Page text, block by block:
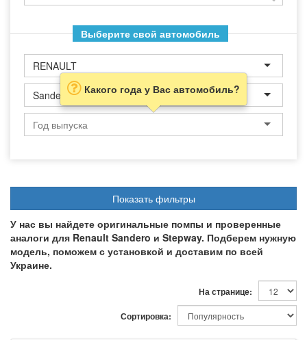
Выберите свой автомобиль
RENAULT
Sandero/StepwayКакого года у Вас автомобиль?
Показать фильтры
У нас вы найдете оригинальные помпы и проверенные
аналоги для Renault Sandero и Stepway. Подберем нужную
модель, поможем с установкой и доставим по всей
Украине.
На странице:
Сортировка: